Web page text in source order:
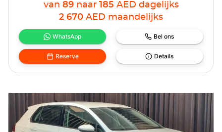
van 89 naar 185 AED dagelijks
2 670 AED maandelijks
WhatsApp Bel ons
Reserve Details